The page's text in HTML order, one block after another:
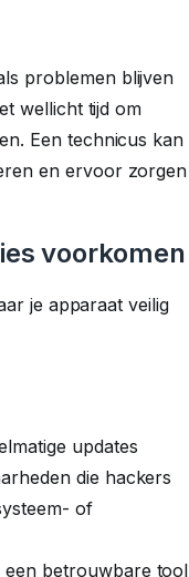
problemen blijven
wellicht tijd om
Een technicus kan
en ervoor zorgen
voorkomen
je apparaat veilig
updates
die hackers
of
een betrouwbare tool